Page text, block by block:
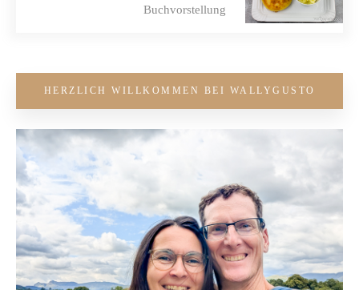
Buchvorstellung
HERZLICH WILLKOMMEN BEI WALLYGUSTO